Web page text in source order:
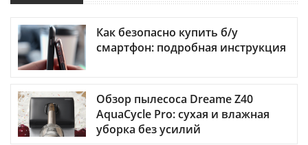
Как безопасно купить б/у
смартфон: подробная инструкция
Обзор пылесоса Dreame Z40
AquaCycle Pro: сухая и влажная
уборка без усилий